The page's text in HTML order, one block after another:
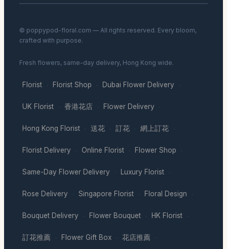
© poppypod-floral.com — All rights reserved. Every bloom,
crafted with purpose.
Fresh flowers, same-day delivery, Hong Kong wide.
Florist · Florist Shop · Dubai Flower Delivery ·
UK Florist · 香港花店 · Flower Delivery ·
Hong Kong Florist · 送花 · 訂花 · 網上訂花 ·
Florist Delivery · Online Florist · Flower Shop ·
Same-Day Flower Delivery · Luxury Florist ·
Rose Delivery · Singapore Florist · Floral Design ·
Bouquet Delivery · Flower Bouquet · HK Florist ·
訂花推薦 · Flower Gift Box · 花店推薦 ·